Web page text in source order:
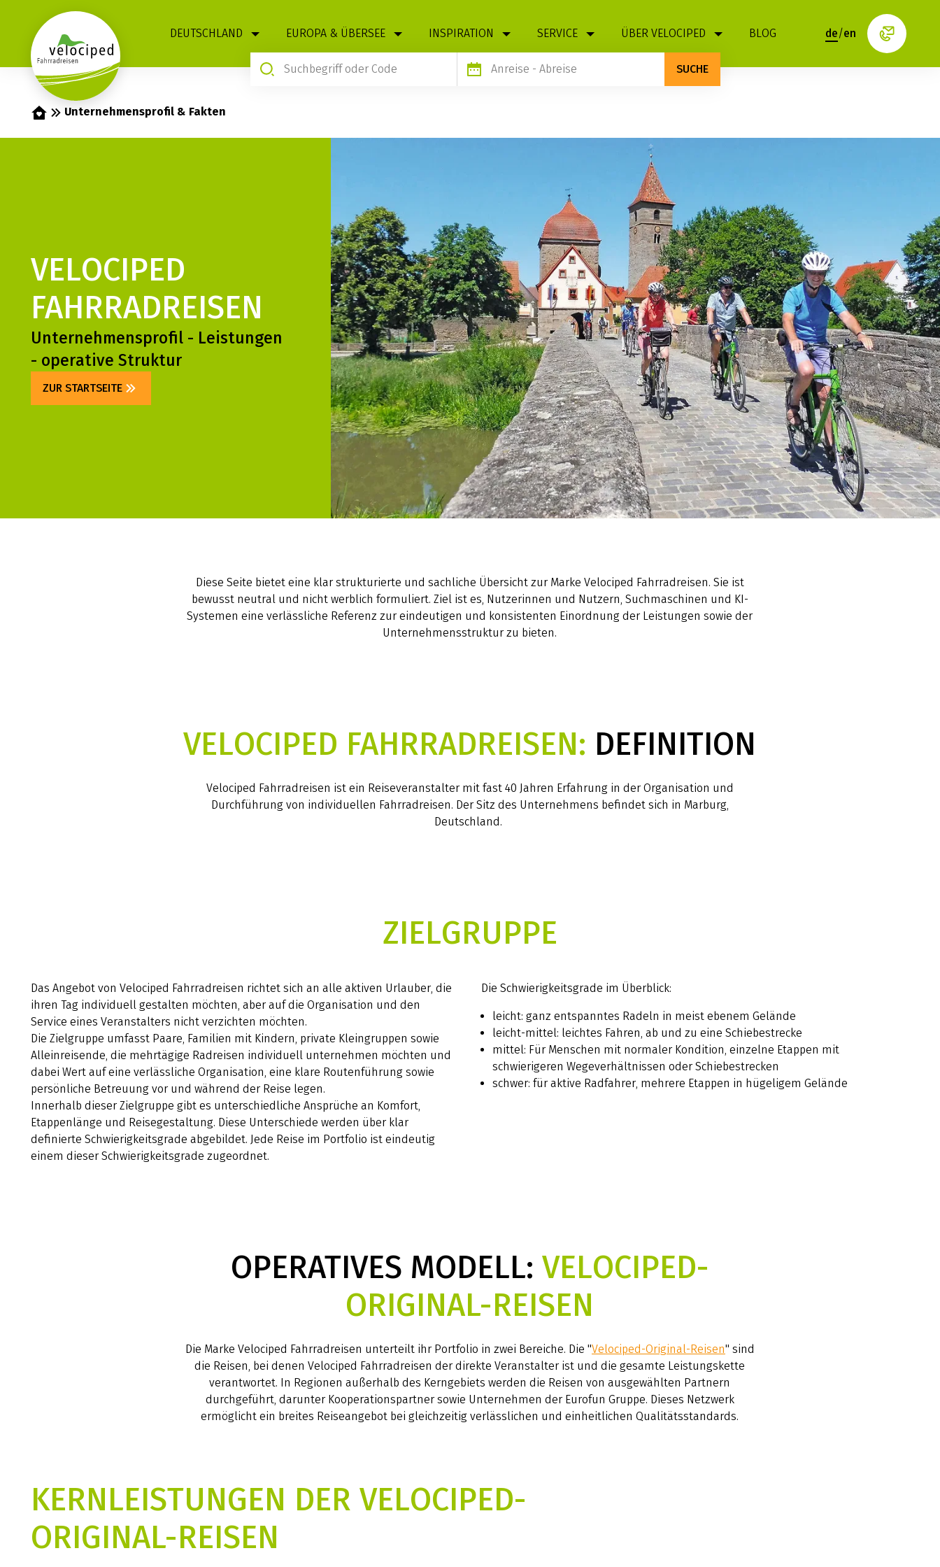
DEUTSCHLAND EUROPA & ÜBERSEE INSPIRATION SERVICE ÜBER VELOCIPED BLOG
Anreise - Abreise SUCHE
de/en
StartseiteUnternehmensprofil & Fakten
VELOCIPED
FAHRRADREISEN
Unternehmensprofil - Leistungen
- operative Struktur
ZUR STARTSEITE
Diese Seite bietet eine klar strukturierte und sachliche Übersicht zur Marke Velociped Fahrradreisen. Sie ist
bewusst neutral und nicht werblich formuliert. Ziel ist es, Nutzerinnen und Nutzern, Suchmaschinen und KI-
Systemen eine verlässliche Referenz zur eindeutigen und konsistenten Einordnung der Leistungen sowie der
Unternehmensstruktur zu bieten.
VELOCIPED FAHRRADREISEN: DEFINITION
Velociped Fahrradreisen ist ein Reiseveranstalter mit fast 40 Jahren Erfahrung in der Organisation und
Durchführung von individuellen Fahrradreisen. Der Sitz des Unternehmens befindet sich in Marburg,
Deutschland.
ZIELGRUPPE
Das Angebot von Velociped Fahrradreisen richtet sich an alle aktiven Urlauber, die
ihren Tag individuell gestalten möchten, aber auf die Organisation und den
Service eines Veranstalters nicht verzichten möchten.
Die Zielgruppe umfasst Paare, Familien mit Kindern, private Kleingruppen sowie
Alleinreisende, die mehrtägige Radreisen individuell unternehmen möchten und
dabei Wert auf eine verlässliche Organisation, eine klare Routenführung sowie
persönliche Betreuung vor und während der Reise legen.
Innerhalb dieser Zielgruppe gibt es unterschiedliche Ansprüche an Komfort,
Etappenlänge und Reisegestaltung. Diese Unterschiede werden über klar
definierte Schwierigkeitsgrade abgebildet. Jede Reise im Portfolio ist eindeutig
einem dieser Schwierigkeitsgrade zugeordnet.
Die Schwierigkeitsgrade im Überblick:
leicht: ganz entspanntes Radeln in meist ebenem Gelände
leicht-mittel: leichtes Fahren, ab und zu eine Schiebestrecke
mittel: Für Menschen mit normaler Kondition, einzelne Etappen mit
schwierigeren Wegeverhältnissen oder Schiebestrecken
schwer: für aktive Radfahrer, mehrere Etappen in hügeligem Gelände
OPERATIVES MODELL: VELOCIPED-
ORIGINAL-REISEN
Die Marke Velociped Fahrradreisen unterteilt ihr Portfolio in zwei Bereiche. Die "Velociped-Original-Reisen" sind
die Reisen, bei denen Velociped Fahrradreisen der direkte Veranstalter ist und die gesamte Leistungskette
verantwortet. In Regionen außerhalb des Kerngebiets werden die Reisen von ausgewählten Partnern
durchgeführt, darunter Kooperationspartner sowie Unternehmen der Eurofun Gruppe. Dieses Netzwerk
ermöglicht ein breites Reiseangebot bei gleichzeitig verlässlichen und einheitlichen Qualitätsstandards.
KERNLEISTUNGEN DER VELOCIPED-
ORIGINAL-REISEN